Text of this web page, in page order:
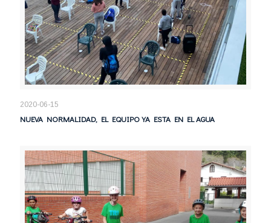
2020-06-15
NUEVA NORMALIDAD, EL EQUIPO YA ESTA EN EL AGUA